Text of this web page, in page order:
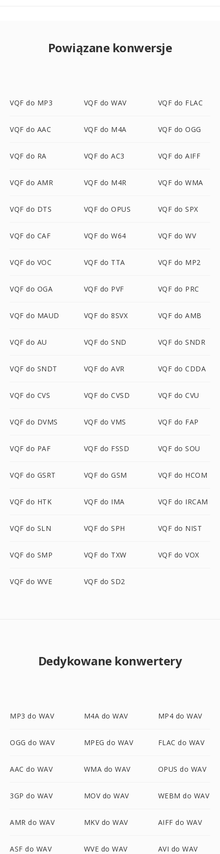
Powiązane konwersje
VQF do MP3 VQF do WAV VQF do FLAC
VQF do AAC VQF do M4A VQF do OGG
VQF do RA VQF do AC3 VQF do AIFF
VQF do AMR VQF do M4R VQF do WMA
VQF do DTS VQF do OPUS VQF do SPX
VQF do CAF VQF do W64 VQF do WV
VQF do VOC VQF do TTA VQF do MP2
VQF do OGA VQF do PVF VQF do PRC
VQF do MAUD VQF do 8SVX VQF do AMB
VQF do AU VQF do SND VQF do SNDR
VQF do SNDT VQF do AVR VQF do CDDA
VQF do CVS VQF do CVSD VQF do CVU
VQF do DVMS VQF do VMS VQF do FAP
VQF do PAF VQF do FSSD VQF do SOU
VQF do GSRT VQF do GSM VQF do HCOM
VQF do HTK VQF do IMA VQF do IRCAM
VQF do SLN VQF do SPH VQF do NIST
VQF do SMP VQF do TXW VQF do VOX
VQF do WVE VQF do SD2
Dedykowane konwertery
MP3 do WAV M4A do WAV MP4 do WAV
OGG do WAV MPEG do WAV FLAC do WAV
AAC do WAV WMA do WAV OPUS do WAV
3GP do WAV MOV do WAV WEBM do WAV
AMR do WAV MKV do WAV AIFF do WAV
ASF do WAV WVE do WAV AVI do WAV